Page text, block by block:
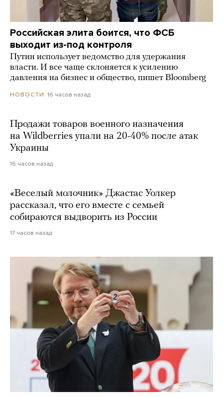
Российская элита боится, что ФСБ
выходит из-под контроля
Путин использует ведомство для удержания
власти. И все чаще склоняется к усилению
давления на бизнес и общество, пишет Bloomberg
НОВОСТИ 16 часов назад
Продажи товаров военного назначения
на Wildberries упали на 20-40% после атак
Украины
16 часов назад
«Веселый молочник» Джастас Уолкер
рассказал, что его вместе с семьей
собираются выдворить из России
17 часов назад